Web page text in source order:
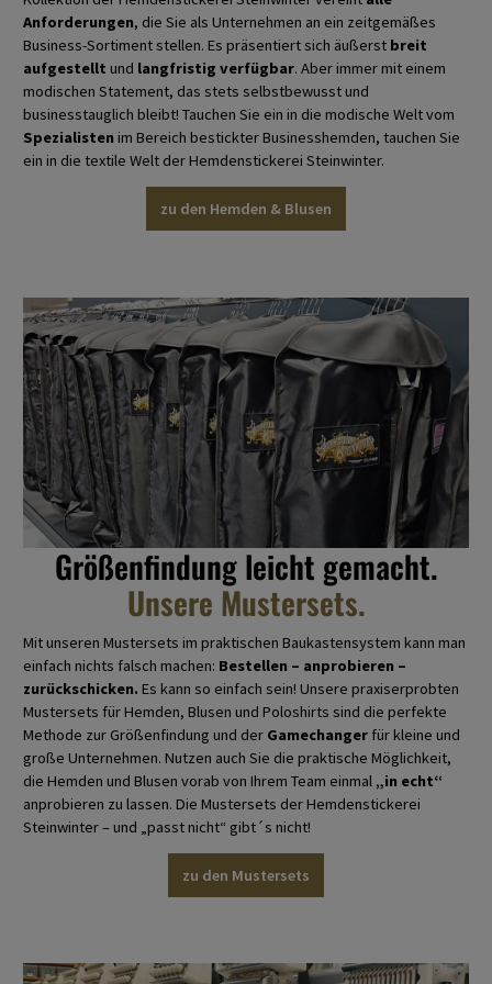
Anforderungen, die Sie als Unternehmen an ein zeitgemäßes
Business-Sortiment stellen. Es präsentiert sich äußerst breit
aufgestellt und langfristig verfügbar. Aber immer mit einem
modischen Statement, das stets selbstbewusst und
businesstauglich bleibt! Tauchen Sie ein in die modische Welt vom
Spezialisten im Bereich bestickter Businesshemden, tauchen Sie
ein in die textile Welt der Hemdenstickerei Steinwinter.
zu den Hemden & Blusen
Größenfindung leicht gemacht.
Unsere Mustersets.
Mit unseren Mustersets im praktischen Baukastensystem kann man
einfach nichts falsch machen: Bestellen – anprobieren –
zurückschicken. Es kann so einfach sein! Unsere praxiserprobten
Mustersets für Hemden, Blusen und Poloshirts sind die perfekte
Methode zur Größenfindung und der Gamechanger für kleine und
große Unternehmen. Nutzen auch Sie die praktische Möglichkeit,
die Hemden und Blusen vorab von Ihrem Team einmal „in echt“
anprobieren zu lassen. Die Mustersets der Hemdenstickerei
Steinwinter – und „passt nicht“ gibt´s nicht!
zu den Mustersets